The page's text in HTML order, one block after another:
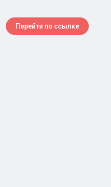
Перейти по ссылке